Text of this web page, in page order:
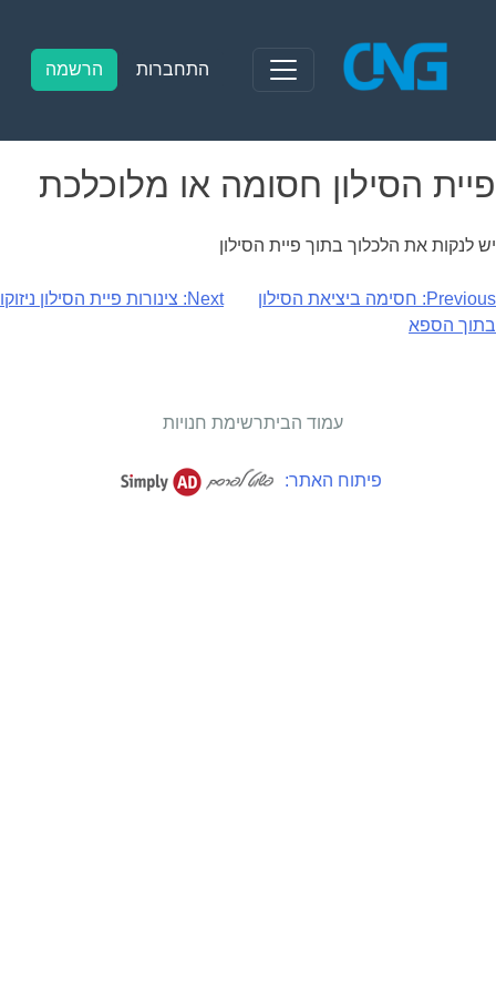
content
התחברות הרשמה
פיית הסילון חסומה או מלוכלכת
יש לנקות את הלכלוך בתוך פיית הסילון
ניווט
Previous:
חסימה ביציאת הסילון
בתוך הספא
Next: צינורות פיית הסילון ניזוקו
עמוד הביתרשימת חנויות
פיתוח האתר: